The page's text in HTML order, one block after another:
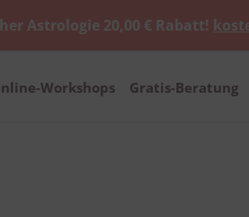
Astrologie 20,00 € Rabatt!
Workshops Gratis-Beratung